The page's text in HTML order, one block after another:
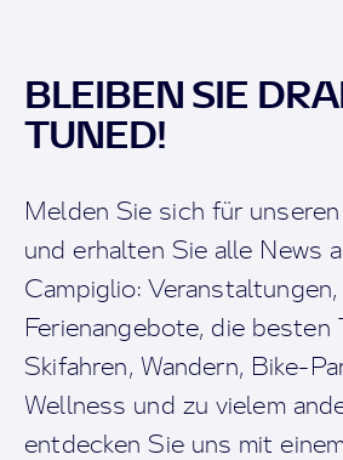
BLEIBEN SIE
TUNED!
Melden Sie sich für
und erhalten Sie alle News
Campiglio: Veranstaltungen,
Ferienangebote, die besten
Skifahren, Wandern, Bike-
Wellness und zu vielem
entdecken Sie uns mit